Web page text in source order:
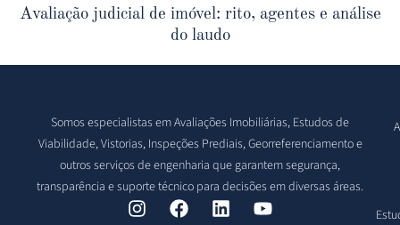
Avaliação judicial de imóvel: rito, agentes e análise
do laudo
Somos especialistas em Avaliações Imobiliárias, Estudos de
Viabilidade, Vistorias, Inspeções Prediais, Georreferenciamento e
outros serviços de engenharia que garantem segurança,
transparência e suporte técnico para decisões em diversas áreas.